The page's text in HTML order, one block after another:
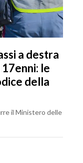
a destra
le
della
il Ministero delle